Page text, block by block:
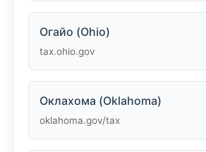
Огайо (Ohio)
tax.ohio.gov
Оклахома (Oklahoma)
oklahoma.gov/tax